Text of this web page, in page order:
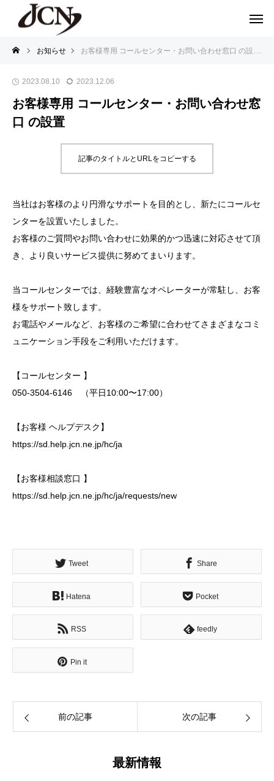
お知らせ お客様専用 コールセンター・お問い合わせ窓口 の設置
2023.08.10 2023.12.06
お客様専用 コールセンター・お問い合わせ窓
口 の設置
記事のタイトルとURLをコピーする
当社はお客様のより円滑なサポートを目的とし、新たにコールセ
ンターを設置いたしました。
お客様のご質問やお問い合わせに効果的かつ迅速に対応させて頂
き、より良いサービス提供に努めてまいります。
当コールセンターでは、経験豊富なオペレーターが常駐し、お客
様をサポート致します。
お電話やメールなど、お客様のご希望に合わせてさまざまなコミ
ュニケーション手段をご利用いただけます。
【コールセンター 】
050-3504-6146 （平日10:00〜17:00）
【お客様 ヘルプデスク】
https://sd.help.jcn.ne.jp/hc/ja
【お客様相談窓口 】
https://sd.help.jcn.ne.jp/hc/ja/requests/new
Tweet Share
Hatena Pocket
RSS feedly
Pin it
前の記事 次の記事
最新情報